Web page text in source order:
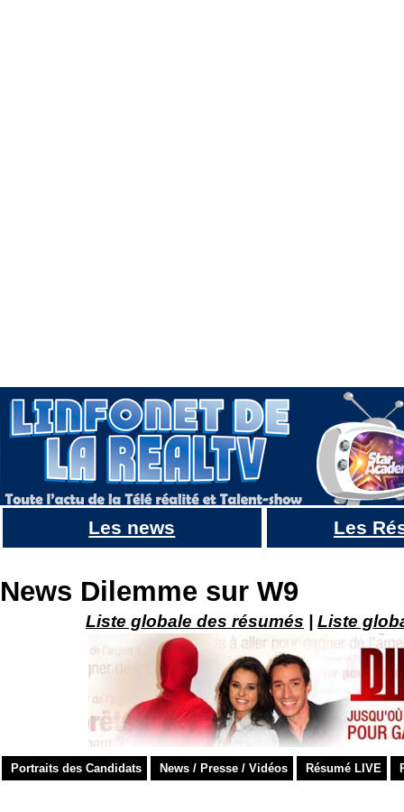
Les news Les
News Dilemme sur W9
Liste globale des résumés Liste
Portraits des Candidats News / Presse / Vidéos Résumé LIVE